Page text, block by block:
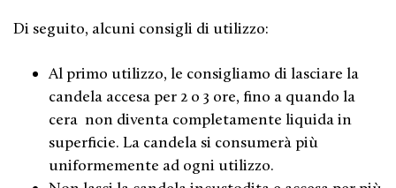
Di seguito, alcuni consigli di utilizzo:
Al primo utilizzo, le consigliamo di lasciare la
candela accesa per 2 o 3 ore, fino a quando la
cera non diventa completamente liquida in
superficie. La candela si consumerà più
uniformemente ad ogni utilizzo.